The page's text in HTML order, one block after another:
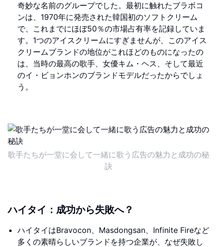
奇妙な名前のグループでした。最初に触れたブラボコ
ンは、1970年に発売された韓国初のソフトクリーム
で、これまでにほぼ50％の市場占有率を記録していま
す。1つのアイスクリームにすぎませんが、このアイス
クリームブランドの地位がこれほどのものになったの
は、当時の最高の歌手、女優キム・ヘス、そして最近
のイ・ビョンホンのブランドモデルだったからでしょ
う。
歌手たちが一堂に会して一緒に歌う広告の魅力と成功の秘
訣
ハイタイ：成功から失敗へ？
ハイタイはBravocon、Masdongsan、Infinite Fireなど
多くの素晴らしいブランドを持つ企業が、なぜ失敗し